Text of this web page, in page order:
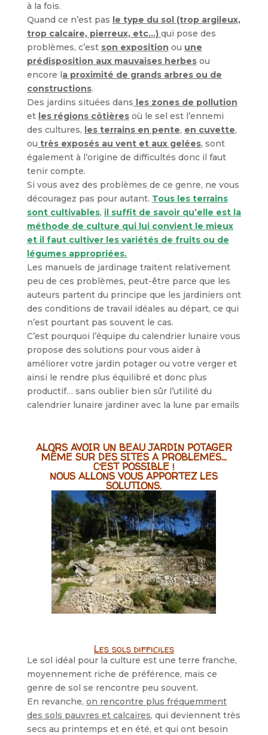
à la fois.
Quand ce n’est pas le type du sol (trop argileux,
trop calcaire, pierreux, etc…) qui pose des
problèmes, c’est son exposition ou une
prédisposition aux mauvaises herbesou
encore la proximité de grands arbres ou de
constructions.
Des jardins situées dans les zones de pollution
et les régions côtièresoù le sel est l’ennemi
des cultures, les terrains en pente, en cuvette,
ou très exposés au vent et aux gelées, sont
également à l’origine de difficultés donc il faut
tenir compte.
Si vous avez des problèmes de ce genre, ne vous
découragez pas pour autant. Tous les terrains
sont cultivables, il suffit de savoir qu’elle est la
méthode de culture qui lui convient le mieux
et il faut cultiver les variétés de fruits ou de
légumes appropriées.
Les manuels de jardinage traitent relativement
peu de ces problèmes, peut-être parce que les
auteurs partent du principe que les jardiniers ont
des conditions de travail idéales au départ, ce qui
n’est pourtant pas souvent le cas.
C’est pourquoi l’équipe du calendrier lunaire vous
propose des solutions pour vous aider à
améliorer votre jardin potager ou votre verger et
ainsi le rendre plus équilibré et donc plus
productif… sans oublier bien sûr l’utilité du
calendrier lunaire jardiner avec la lune par emails
ALORS AVOIR UN BEAU JARDIN POTAGER
MÊME SUR DES SITES A PROBLEMES…
C’EST POSSIBLE !
NOUS ALLONS VOUS APPORTEZ LES
SOLUTIONS.
Les sols difficiles
Le sol idéal pour la culture est une terre franche,
moyennement riche de préférence, mais ce
genre de sol se rencontre peu souvent.
En revanche, on rencontre plus fréquemment
des sols pauvres et calcaires, qui deviennent très
secs au printemps et en été, et qui ont besoin